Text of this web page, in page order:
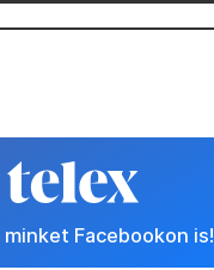
minket Facebookon is!